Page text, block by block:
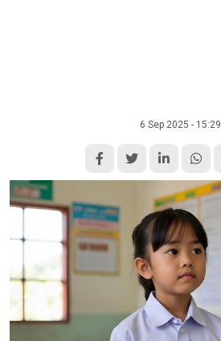
6 Sep 2025 - 15:29